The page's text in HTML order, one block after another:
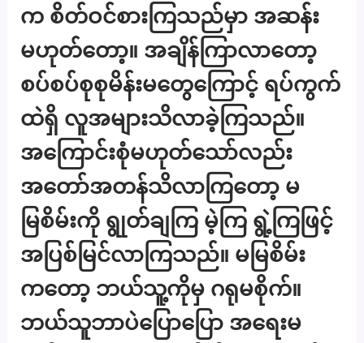
က စိတ်ဝင်စားကြသည်မှာ အဆန်း
မဟုတ်တော့။ အချိန်ကြာလာတော့
စပ်စပ်စုစုမိန်းမတွေကြောင့် ရပ်ကွက်
ထဲရှိ လူအများသိလာခဲ့ကြသည်။
အကြောင်းစုံမဟုတ်သော်လည်း
အတော်အတန်သိလာကြတော့ မ
မြစိမ်းကို ရွုတ်ချကြ မဲ့ကြ ရွဲ့ကြဖြင့်
အပြစ်မြင်လာကြသည်။ မမြစိမ်း
ကတော့ ဘယ်သူ့ကိုမှ ဂရုမစိုက်။
ဘယ်သူဘာပဲပြောပြော အရေးမ